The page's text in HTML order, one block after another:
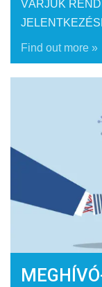
VÁRJUK
Find out more »